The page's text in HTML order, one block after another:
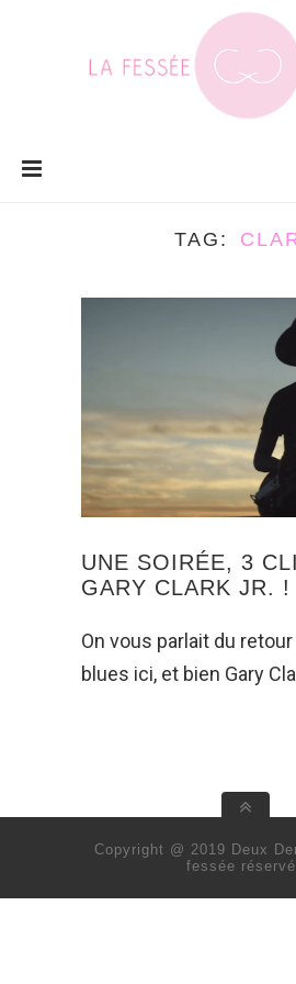
TAG
UNE SOIRÉE, 3
GARY CLARK JR. !
On vous parlait du
blues ici, et bien Gary
Copyright @ 2019 Deux
fessée